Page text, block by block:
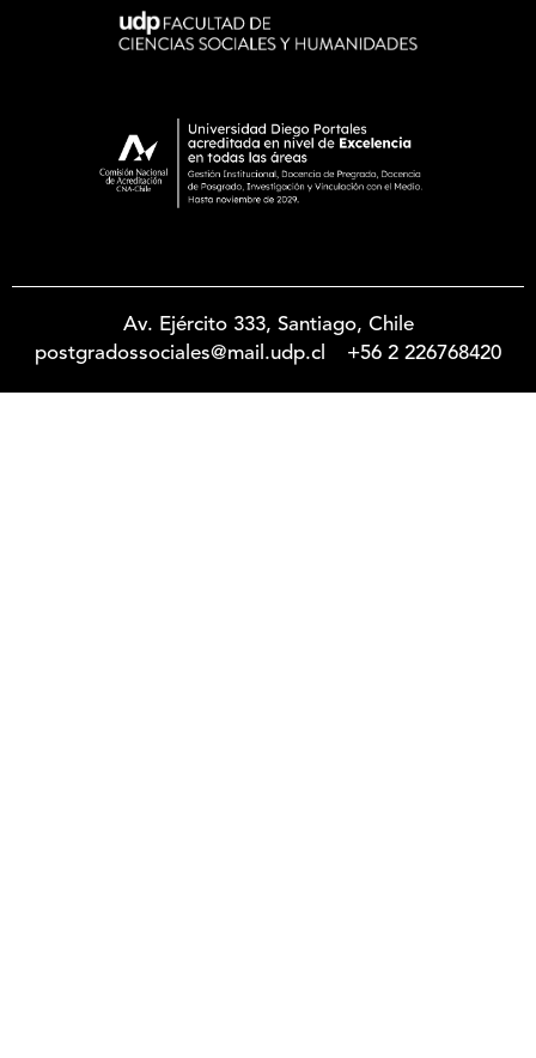
Av. Ejército 333, Santiago, Chile
postgradossociales@mail.udp.cl
+56 2 226768420